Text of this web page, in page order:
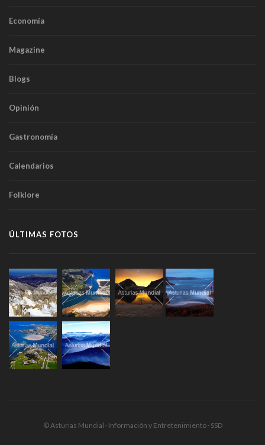
Economía
Magazine
Blogs
Opinión
Gastronomía
Calendarios
Folklore
ÚLTIMAS FOTOS
© Asturias Mundial · Información y Entretenimiento · SSD